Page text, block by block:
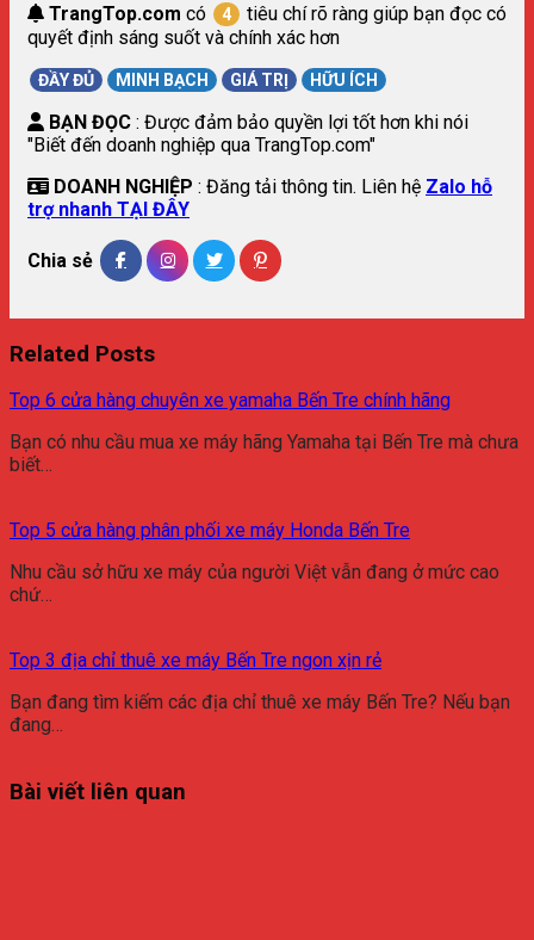
TrangTop.com có 4
tiêu chí rõ ràng giúp bạn đọc có
quyết định sáng suốt và chính xác hơn
ĐẦY ĐỦ MINH BẠCH GIÁ TRỊ HỮU ÍCH
BẠN ĐỌC : Được đảm bảo quyền lợi tốt hơn khi nói
"Biết đến doanh nghiệp qua TrangTop.com"
DOANH NGHIỆP : Đăng tải thông tin. Liên hệ Zalo hỗ
trợ nhanh TẠI ĐÂY
Chia sẻ
Related Posts
Top 6 cửa hàng chuyên xe yamaha Bến Tre chính hãng
Bạn có nhu cầu mua xe máy hãng Yamaha tại Bến Tre mà chưa
biết…
Top 5 cửa hàng phân phối xe máy Honda Bến Tre
Nhu cầu sở hữu xe máy của người Việt vẫn đang ở mức cao
chứ…
Top 3 địa chỉ thuê xe máy Bến Tre ngon xịn rẻ
Bạn đang tìm kiếm các địa chỉ thuê xe máy Bến Tre? Nếu bạn
đang…
Bài viết liên quan